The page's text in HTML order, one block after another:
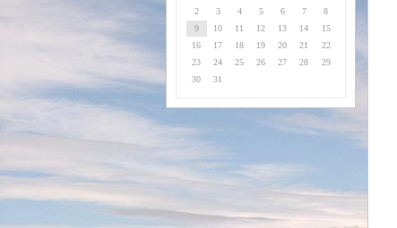
2
3 4 5 6 7
8
9
10 11 12 13 14
15
16
17 18 19 20 21
22
23
24 25 26 27 28
29
30
31